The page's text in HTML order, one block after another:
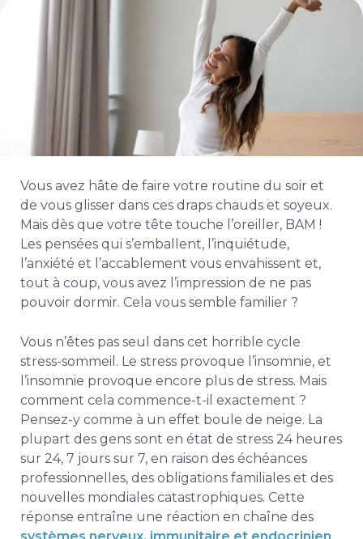
Vous avez hâte de faire votre routine du soir et
de vous glisser dans ces draps chauds et soyeux.
Mais dès que votre tête touche l’oreiller, BAM !
Les pensées qui s’emballent, l’inquiétude,
l’anxiété et l’accablement vous envahissent et,
tout à coup, vous avez l’impression de ne pas
pouvoir dormir. Cela vous semble familier ?
Vous n’êtes pas seul dans cet horrible cycle
stress-sommeil. Le stress provoque l’insomnie, et
l’insomnie provoque encore plus de stress. Mais
comment cela commence-t-il exactement ?
Pensez-y comme à un effet boule de neige. La
plupart des gens sont en état de stress 24 heures
sur 24, 7 jours sur 7, en raison des échéances
professionnelles, des obligations familiales et des
nouvelles mondiales catastrophiques. Cette
réponse entraîne une réaction en chaîne des